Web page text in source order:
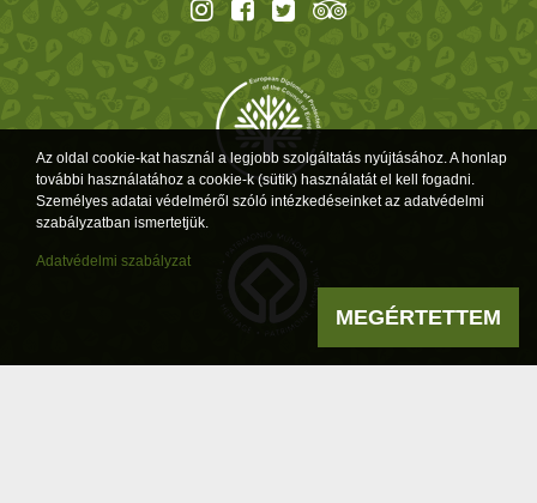
Az oldal cookie-kat használ a legjobb szolgáltatás nyújtásához. A honlap
további használatához a cookie-k (sütik) használatát el kell fogadni.
Személyes adatai védelméről szóló intézkedéseinket az adatvédelmi
szabályzatban ismertetjük.
Adatvédelmi szabályzat
MEGÉRTETTEM